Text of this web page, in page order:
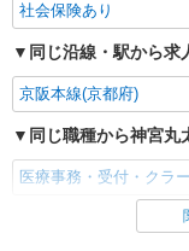
社会保険あり
同じ沿線・駅から求
京阪本線(京都府)
同じ職種から神宮丸
医療事務・受付・クラ
同じ雇用形態から神